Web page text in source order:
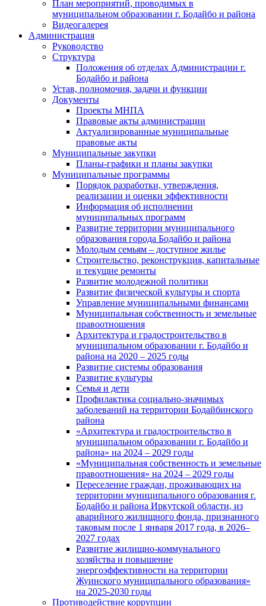
План мероприятий, проводимых в
муниципальном образовании г. Бодайбо и района
Видеогалерея
Администрация
Руководство
Структура
Положения об отделах Администрации г.
Бодайбо и района
Устав, полномочия, задачи и функции
Документы
Проекты МНПА
Правовые акты администрации
Актуализированные муниципальные
правовые акты
Муниципальные закупки
Планы-графики и планы закупки
Муниципальные программы
Порядок разработки, утверждения,
реализации и оценки эффективности
Информация об исполнении
муниципальных программ
Развитие территории муниципального
образования города Бодайбо и района
Молодым семьям – доступное жилье
Строительство, реконструкция, капитальные
и текущие ремонты
Развитие молодежной политики
Развитие физической культуры и спорта
Управление муниципальными финансами
Муниципальная собственность и земельные
правоотношения
Архитектура и градостроительство в
муниципальном образовании г. Бодайбо и
района на 2020 – 2025 годы
Развитие системы образования
Развитие культуры
Семья и дети
Профилактика социально-значимых
заболеваний на территории Бодайбинского
района
«Архитектура и градостроительство в
муниципальном образовании г. Бодайбо и
района» на 2024 – 2029 годы
«Муниципальная собственность и земельные
правоотношения» на 2024 – 2029 годы
Переселение граждан, проживающих на
территории муниципального образования г.
Бодайбо и района Иркутской области, из
аварийного жилищного фонда, признанного
таковым после 1 января 2017 года, в 2026–
2027 годах
Развитие жилищно-коммунального
хозяйства и повышение
энергоэффективности на территории
Жуинского муниципального образования»
на 2025-2030 годы
Противодействие коррупции